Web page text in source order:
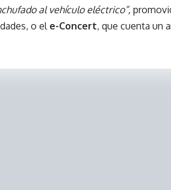
al vehículo eléctrico”,
o el e-Concert, que cuenta un